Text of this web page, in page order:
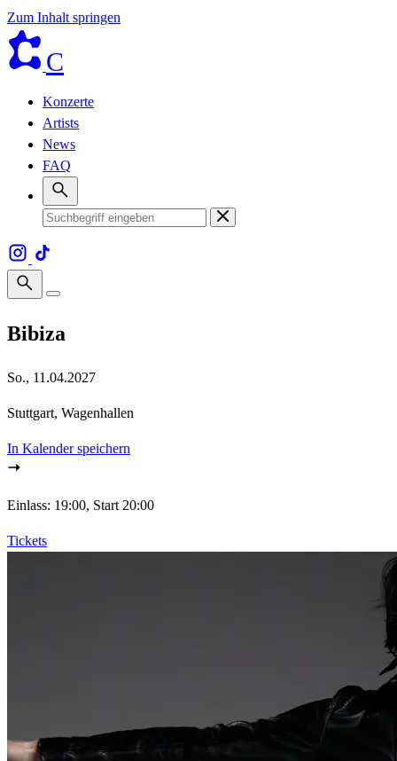
Zum Inhalt springen
C
Konzerte
Artists
News
FAQ
Bibiza
So., 11.04.2027
Stuttgart, Wagenhallen
In Kalender speichern
Einlass: 19:00, Start 20:00
Tickets